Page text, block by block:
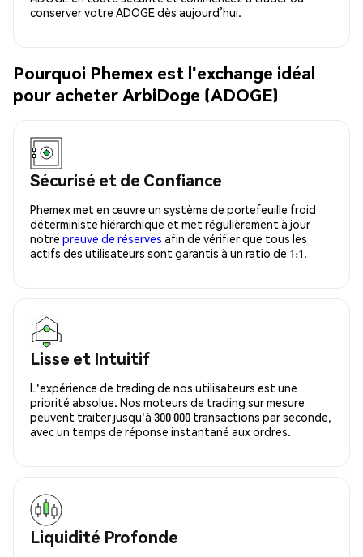
conserver votre ADOGE dès aujourd’hui.
Pourquoi Phemex est l'exchange idéal
pour acheter ArbiDoge (ADOGE)
Sécurisé et de Confiance
Phemex met en œuvre un système de portefeuille froid
déterministe hiérarchique et met régulièrement à jour
notre preuve de réserves afin de vérifier que tous les
actifs des utilisateurs sont garantis à un ratio de 1:1.
Lisse et Intuitif
L'expérience de trading de nos utilisateurs est une
priorité absolue. Nos moteurs de trading sur mesure
peuvent traiter jusqu'à 300 000 transactions par seconde,
avec un temps de réponse instantané aux ordres.
Liquidité Profonde